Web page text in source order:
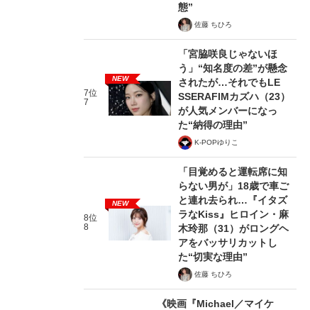
態”
佐藤 ちひろ
7位
7
NEW
「宮脇咲良じゃないほ
う」“知名度の差”が懸念
されたが…それでもLE
SSERAFIMカズハ（23）
が人気メンバーになっ
た“納得の理由”
K-POPゆりこ
8位
8
NEW
「目覚めると運転席に知
らない男が」18歳で車ご
と連れ去られ…『イタズ
ラなKiss』ヒロイン・麻
木玲那（31）がロングヘ
アをバッサリカットし
た“切実な理由”
佐藤 ちひろ
《映画『Michael／マイケ